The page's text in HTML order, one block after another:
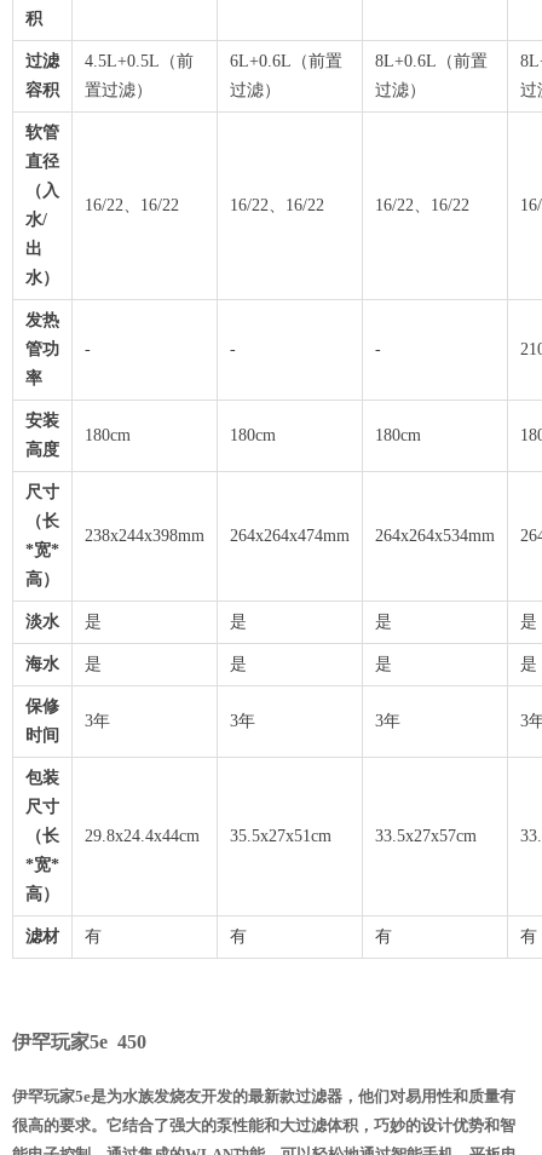
积
过滤
容积
4.5L+0.5L（前
置过滤）
6L+0.6L（前置
过滤）
8L+0.6L（前置
过滤）
过
软管
直径
（入
水/
出
水）
16/22、16/22 16/22、16/22 16/22、16/22
发热
管功
率
- - -
安装
高度
180cm 180cm 180cm
尺寸
（长
*宽*
高）
238x244x398mm 264x264x474mm 264x264x534mm
淡水 是 是 是 是
海水 是 是 是 是
保修
时间
3年 3年 3年 3
包装
尺寸
（长
*宽*
高）
29.8x24.4x44cm 35.5x27x51cm 33.5x27x57cm
滤材 有 有 有 有
伊罕玩家5e 450
伊罕玩家5e是为水族发烧友开发的最新款过滤器，他们对易用性和质量有
很高的要求。它结合了强大的泵性能和大过滤体积，巧妙的设计优势和智